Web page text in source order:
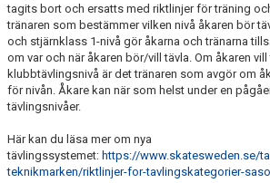
INFORMATION FÖR ÅKARE
VÅRA TRÄNARE
LÄGER
VASK KLÄDER
tagits bort och ersatts med riktlinjer för träning
tränaren som bestämmer vilken nivå åkaren bör
och stjärnklass 1-nivå gör åkarna och tränarna
om var och när åkaren bör/vill tävla. Om åkaren vill
klubbtävlingsnivå är det tränaren som avgör om
för nivån. Åkare kan när som helst under en
tävlingsnivåer.
Här kan du läsa mer om nya
tävlingssystemet: https://www.skatesweden.se/
teknikmarken/riktlinjer-for-tavlingskategorier-